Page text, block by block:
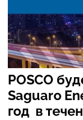
POSCO
Saguaro
год в